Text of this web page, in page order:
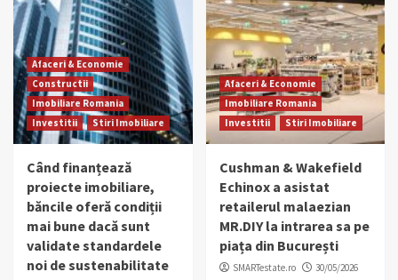
Afaceri & Economie
Constructii
Imobiliare Romania
Investitii
Stiri Imobiliare
Când finanțează
proiecte imobiliare,
băncile oferă condiții
mai bune dacă sunt
validate standardele
noi de sustenabilitate
Afaceri & Economie
Imobiliare Romania
Investitii
Stiri Imobiliare
Cushman & Wakefield
Echinox a asistat
retailerul malaezian
MR.DIY la intrarea sa pe
piața din București
SMARTestate.ro 30/05/2026